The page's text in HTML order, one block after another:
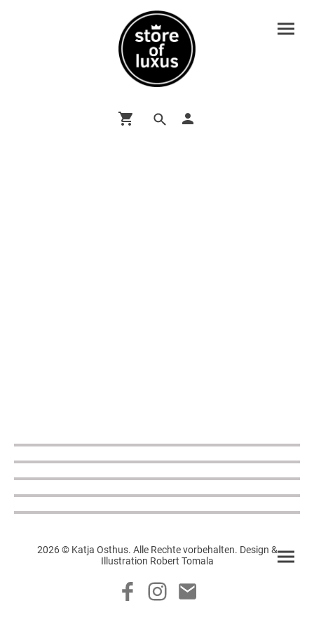
2026 © Katja Osthus. Alle Rechte vorbehalten. Design &
Illustration Robert Tomala